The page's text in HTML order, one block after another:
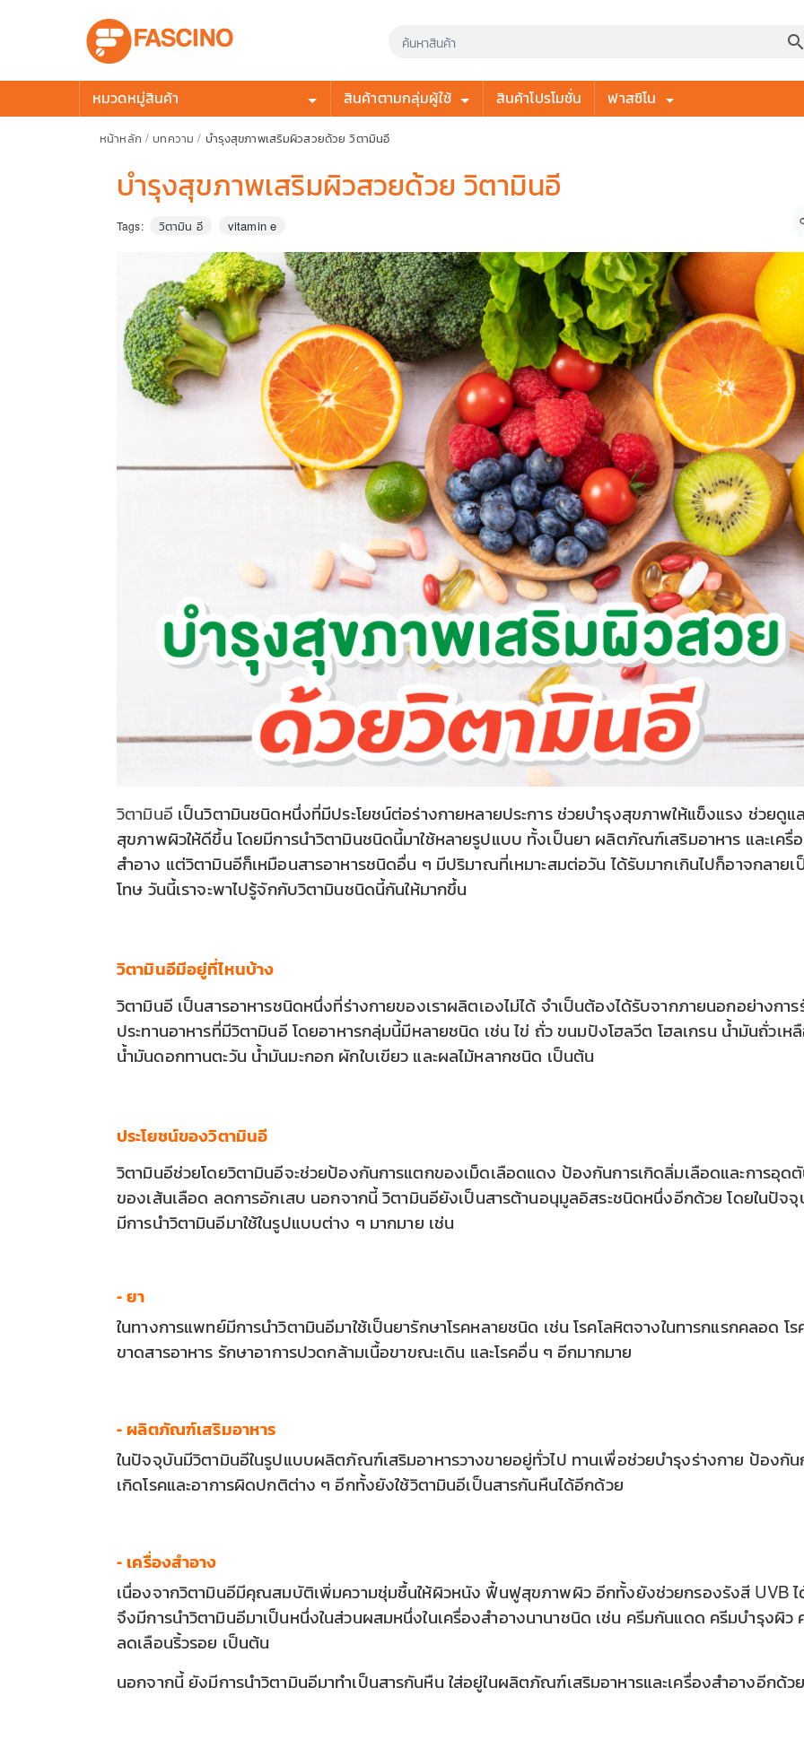
search
หมวดหมู่สินค้า สินค้าตามกลุ่มผู้ใช้ สินค้าโปรโมชั่น ฟาสซิโน
หน้าหลัก / บทความ/ บำรุงสุขภาพเสริมผิวสวยด้วย วิตามินอี
บำรุงสุขภาพเสริมผิวสวยด้วย วิตามินอี
Tags: วิตามิน อี vitamin e
วิตามินอี เป็นวิตามินชนิดหนึ่งที่มีประโยชน์ต่อร่างกายหลายประการ ช่วยบำรุงสุขภาพให้แข็งแรง ช่วยดูแล
สุขภาพผิวให้ดีขึ้น โดยมีการนำวิตามินชนิดนี้มาใช้หลายรูปแบบ ทั้งเป็นยา ผลิตภัณฑ์เสริมอาหาร และเครื่
สำอาง แต่วิตามินอีก็เหมือนสารอาหารชนิดอื่น ๆ มีปริมาณที่เหมาะสมต่อวัน ได้รับมากเกินไปก็อาจกลายเ
โทษ วันนี้เราจะพาไปรู้จักกับวิตามินชนิดนี้กันให้มากขึ้น
วิตามินอีมีอยู่ที่ไหนบ้าง
วิตามินอี เป็นสารอาหารชนิดหนึ่งที่ร่างกายของเราผลิตเองไม่ได้ จำเป็นต้องได้รับจากภายนอกอย่างการ
ประทานอาหารที่มีวิตามินอี โดยอาหารกลุ่มนี้มีหลายชนิด เช่น ไข่ ถั่ว ขนมปังโฮลวีต โฮลเกรน น้ำมันถั่วเห
น้ำมันดอกทานตะวัน น้ำมันมะกอก ผักใบเขียว และผลไม้หลากชนิด เป็นต้น
ประโยชน์ของวิตามินอี
วิตามินอีช่วยโดยวิตามินอีจะช่วยป้องกันการแตกของเม็ดเลือดแดง ป้องกันการเกิดลิ่มเลือดและการอุด
ของเส้นเลือด ลดการอักเสบ นอกจากนี้ วิตามินอียังเป็นสารต้านอนุมูลอิสระชนิดหนึ่งอีกด้วย โดยในปัจ
มีการนำวิตามินอีมาใช้ในรูปแบบต่าง ๆ มากมาย เช่น
- ยา
ในทางการแพทย์มีการนำวิตามินอีมาใช้เป็นยารักษาโรคหลายชนิด เช่น โรคโลหิตจางในทารกแรกคลอด โร
ขาดสารอาหาร รักษาอาการปวดกล้ามเนื้อขาขณะเดิน และโรคอื่น ๆ อีกมากมาย
- ผลิตภัณฑ์เสริมอาหาร
ในปัจจุบันมีวิตามินอีในรูปแบบผลิตภัณฑ์เสริมอาหารวางขายอยู่ทั่วไป ทานเพื่อช่วยบำรุงร่างกาย ป้องกัน
เกิดโรคและอาการผิดปกติต่าง ๆ อีกทั้งยังใช้วิตามินอีเป็นสารกันหืนได้อีกด้วย
- เครื่องสำอาง
เนื่องจากวิตามินอีมีคุณสมบัติเพิ่มความชุ่มชื้นให้ผิวหนัง ฟื้นฟูสุขภาพผิว อีกทั้งยังช่วยกรองรังสี UVB ไ
จึงมีการนำวิตามินอีมาเป็นหนึ่งในส่วนผสมหนึ่งในเครื่องสำอางนานาชนิด เช่น ครีมกันแดด ครีมบำรุงผิว
ลดเลือนริ้วรอย เป็นต้น
นอกจากนี้ ยังมีการนำวิตามินอีมาทำเป็นสารกันหืน ใส่อยู่ในผลิตภัณฑ์เสริมอาหารและเครื่องสำอางอีกด้วย